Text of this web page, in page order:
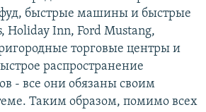
быстрые машины и быстрые
Holiday Inn, Ford Mustang,
торговые центры и
распространение
- все они обязаны своим
Таким образом, помимо всех